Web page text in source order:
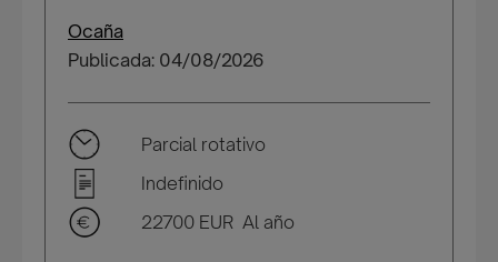
Ocaña
Publicada: 04/08/2026
Parcial rotativo
Indefinido
22700 EUR Al año